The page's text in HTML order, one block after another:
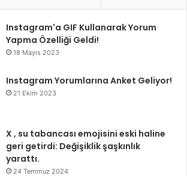
Instagram'a GIF Kullanarak Yorum
Yapma Özelliği Geldi!
18 Mayıs 2023
Instagram Yorumlarına Anket Geliyor!
21 Ekim 2023
X , su tabancası emojisini eski haline
geri getirdi: Değişiklik şaşkınlık
yarattı.
24 Temmuz 2024